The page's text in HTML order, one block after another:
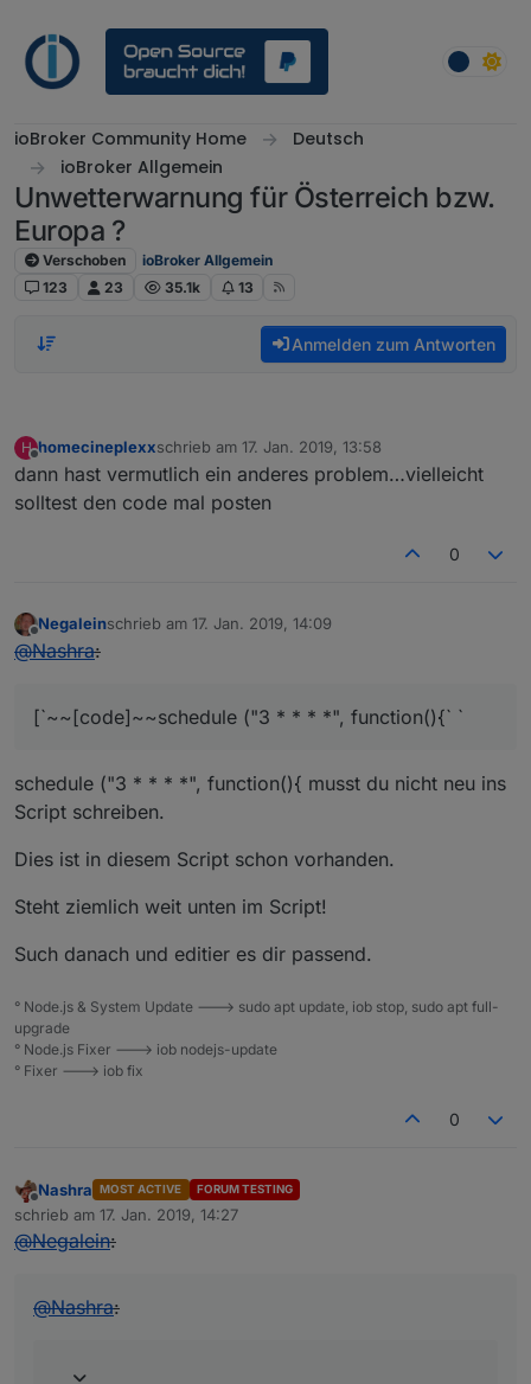
ioBroker Community Home
Deutsch
ioBroker Allgemein
Unwetterwarnung für Österreich bzw.
Europa ?
Verschoben
ioBroker Allgemein
123
23 35.1k 13
Anmelden zum Antworten
H
Offline
homecineplexxschrieb am 17. Jan. 2019, 13:58
zuletzt editiert von
dann hast vermutlich ein anderes problem…vielleicht
solltest den code mal posten
0
Offline
Negaleinschrieb am 17. Jan. 2019, 14:09
zuletzt editiert von
@Nashra:
[`~~[code]~~schedule ("3 * * * *", function(){` `
schedule ("3 * * * *", function(){ musst du nicht neu ins
Script schreiben.
Dies ist in diesem Script schon vorhanden.
Steht ziemlich weit unten im Script!
Such danach und editier es dir passend.
° Node.js & System Update ---> sudo apt update, iob stop, sudo apt full-
upgrade
° Node.js Fixer ---> iob nodejs-update
° Fixer ---> iob fix
0
Offline
Nashra MOST ACTIVE FORUM TESTING
schrieb am 17. Jan. 2019, 14:27
zuletzt editiert von
@Negalein:
@Nashra: